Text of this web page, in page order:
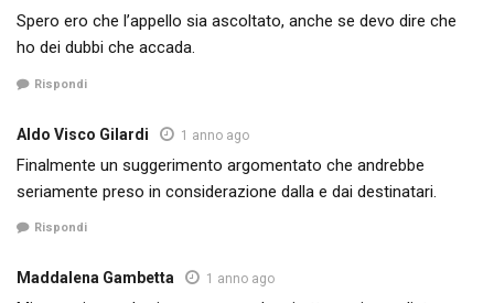
Spero ero che l’appello sia ascoltato, anche se devo dire che
ho dei dubbi che accada.
Rispondi
Aldo Visco Gilardi 1 anno ago
Finalmente un suggerimento argomentato che andrebbe
seriamente preso in considerazione dalla e dai destinatari.
Rispondi
Maddalena Gambetta 1 anno ago